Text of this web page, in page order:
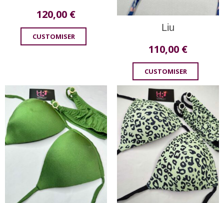
120,00 €
CUSTOMISER
Liu
110,00 €
CUSTOMISER